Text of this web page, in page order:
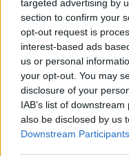
targeted advertising by
section to confirm your
opt-out request is
interest-based ads
us or personal
your opt-out. You may
disclosure of your
IAB’s list of
also be disclosed by us
Downstream Participants